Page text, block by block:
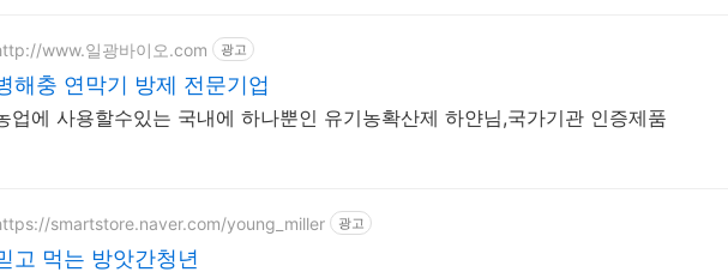
www.일광바이오.com 광고
해충 연막기 방제 전문기업
농업에 사용할수있는 국내에 하나뿐인 유기농확산제 하얀님,국가기관 인증제품
smartstore.naver.com/young_miller 광고
고 먹는 방앗간청년